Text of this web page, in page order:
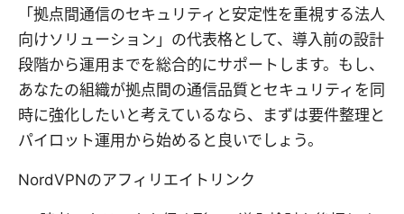
「拠点間通信のセキュリティと安定性を重視する法人
向けソリューション」の代表格として、導入前の設計
段階から運用までを総合的にサポートします。もし、
あなたの組織が拠点間の通信品質とセキュリティを同
時に強化したいと考えているなら、まずは要件整理と
パイロット運用から始めると良いでしょう。
NordVPNのアフィリエイトリンク